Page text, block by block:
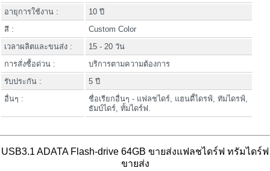
อายุการใช้งาน :
10 ปี
สี :
Custom Color
เวลาผลิตและขนส่ง :
15 - 20 วัน
การสั่งซื้อด่วน :
บริการตามความต้องการ
รับประกัน :
5 ปี
อื่นๆ :
ชื่อเรียกอื่นๆ - แฟลชไดร์, แฮนดี้ไดรฟ์, ทัมไดรฟ์,
ธัมบ์ไดร์, ทั้มไดร์ฟ.
USB3.1 ADATA Flash-drive 64GB ขายส่งแฟลชไดร์ฟ ทรัมไดร์ฟ
ขายส่ง